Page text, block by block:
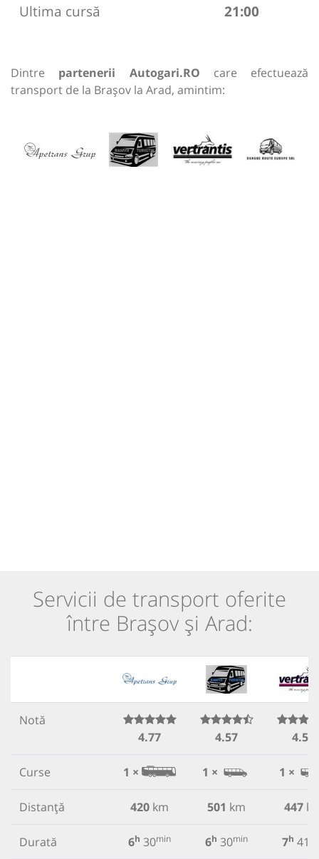
Ultima cursă
21:00
Dintre partenerii Autogari.RO care efectuează
transport de la Brașov la Arad, amintim:
Servicii de transport oferite
între Brașov și Arad:
Notă
4.77
4.57 4.54
Curse 1 × 1 × 1 ×
Distanță 420 km 501 km 447
Durată 6h 30min 6h 30min 7h 41